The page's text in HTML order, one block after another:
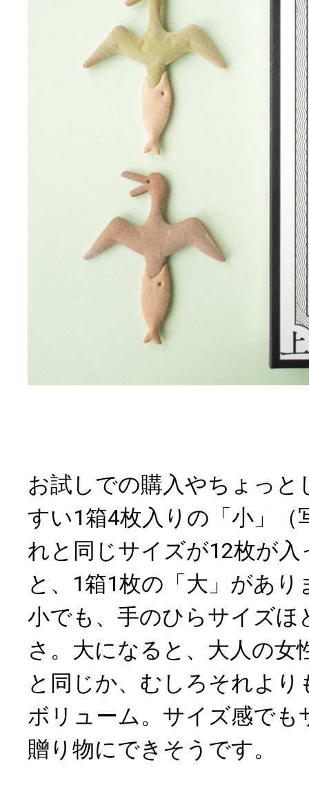
お試しでの購入やちょっ
すい1箱4枚入りの「小」（
れと同じサイズが12枚が入
と、1箱1枚の「大」があり
小でも、手のひらサイズほ
さ。大になると、大人の女
と同じか、むしろそれよ
ボリューム。サイズ感でも
贈り物にできそうです。